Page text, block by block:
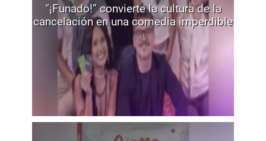
“¡Funado!” convierte la cultura de la
cancelación en una comedia imperdible